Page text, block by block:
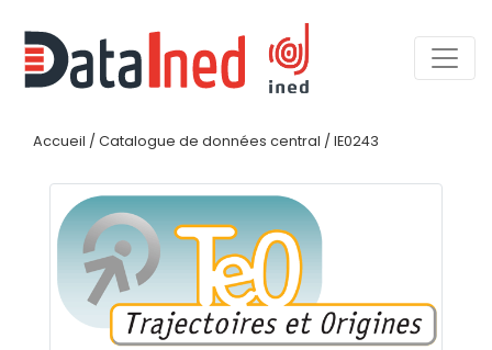
Accueil / Catalogue de données central / IE0243